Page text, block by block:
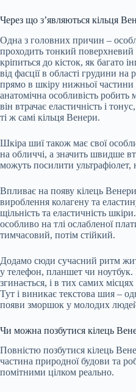
Через що з’являються кільця
Одна з головних причин –
проходить тонкий поверхневий
кріпиться до кісток, як багато
від фасції в області грудини на
прямо в шкіру нижньої частини
анатомічна особливість
він втрачає еластичність і
ті ж самі кільця Венери.
Шкіра шиї також має свої
на обличчі, а значить швидше
можуть посилити ультрафіолет,
Впливає на появу кілець
вироблення колагену та
щільність та еластичність
особливо на тлі ослабленої
тимчасовий, потім стійкий.
Додамо сюди сучасний ритм
у телефон, планшет чи ноутбук.
згинається, і в тих самих
Тут і виникає текстова шия –
появи зморшок у молодих
Чи можна позбутися кілець
Повністю позбутися кілець
частина природної будови та
помітними цілком реально.